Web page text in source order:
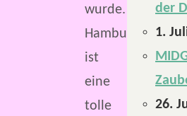
wurde.
Hamburg
ist
eine
tolle
der
1.
26.